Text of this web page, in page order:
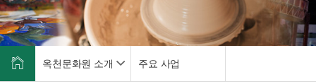
옥천문화원 소개 주요 사업